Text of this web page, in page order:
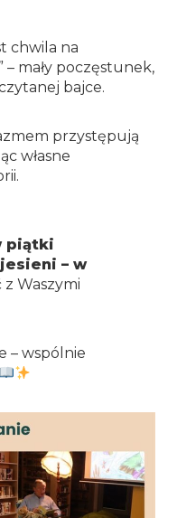
chwila na
– mały poczęstunek,
bajce.
przystępują
własne
piątki
– w
Waszymi
– wspólnie